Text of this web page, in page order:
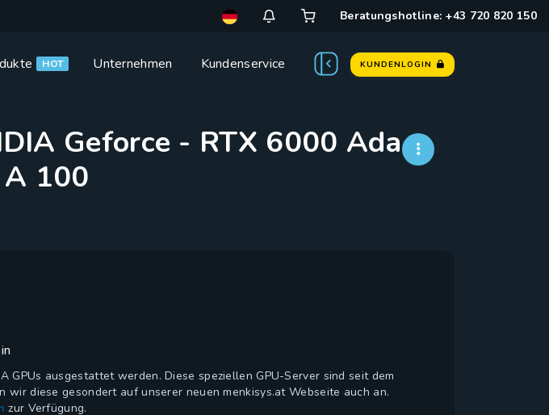
Beratungshotline: +43 720 820 150
HOT Unternehmen Kundenservice KUNDENLOGIN
Geforce - RTX 6000 Ada -
100
GPUs ausgestattet werden. Diese speziellen GPU-Server sind seit dem
diese gesondert auf unserer neuen menkisys.at Webseite auch an.
zur Verfügung.